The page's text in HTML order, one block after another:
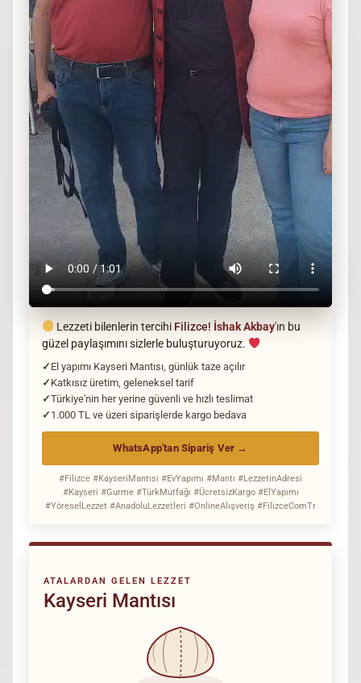
ATALARDAN GELEN LEZZET
Kayseri Mantısı
Lezzeti bilenlerin tercihi Filizce! İshak Akbay'ın bu
güzel paylaşımını sizlerle buluşturuyoruz.
El yapımı Kayseri Mantısı, günlük taze açılır
Katkısız üretim, geleneksel tarif
Türkiye'nin her yerine güvenli ve hızlı teslimat
1.000 TL ve üzeri siparişlerde kargo bedava
WhatsApp'tan Sipariş Ver →
#Filizce #KayseriMantısı #EvYapımı #Mantı #LezzetinAdresi
#Kayseri #Gurme #TürkMutfağı #ÜcretsizKargo #ElYapımı
#YöreselLezzet #AnadoluLezzetleri #OnlineAlışveriş #FilizceComTr